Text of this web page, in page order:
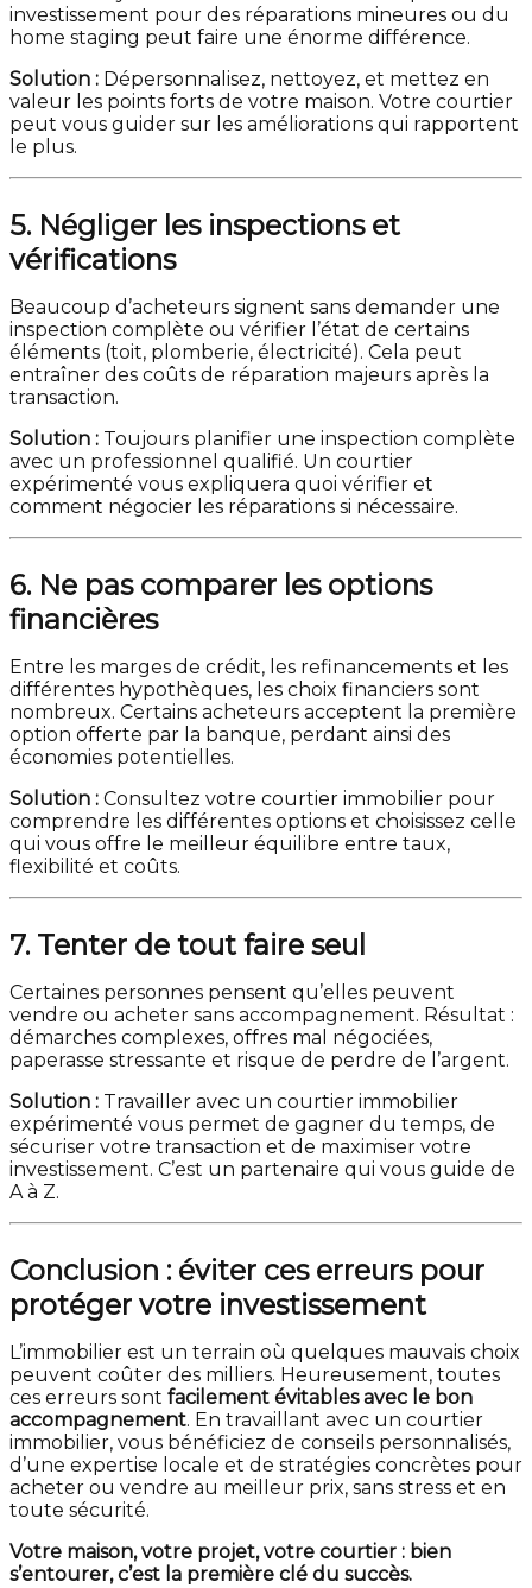
investissement pour des réparations mineures ou du
home staging peut faire une énorme différence.
Solution : Dépersonnalisez, nettoyez, et mettez en
valeur les points forts de votre maison. Votre courtier
peut vous guider sur les améliorations qui rapportent
le plus.
5. Négliger les inspections et
vérifications
Beaucoup d’acheteurs signent sans demander une
inspection complète ou vérifier l’état de certains
éléments (toit, plomberie, électricité). Cela peut
entraîner des coûts de réparation majeurs après la
transaction.
Solution : Toujours planifier une inspection complète
avec un professionnel qualifié. Un courtier
expérimenté vous expliquera quoi vérifier et
comment négocier les réparations si nécessaire.
6. Ne pas comparer les options
financières
Entre les marges de crédit, les refinancements et les
différentes hypothèques, les choix financiers sont
nombreux. Certains acheteurs acceptent la première
option offerte par la banque, perdant ainsi des
économies potentielles.
Solution : Consultez votre courtier immobilier pour
comprendre les différentes options et choisissez celle
qui vous offre le meilleur équilibre entre taux,
flexibilité et coûts.
7. Tenter de tout faire seul
Certaines personnes pensent qu’elles peuvent
vendre ou acheter sans accompagnement. Résultat :
démarches complexes, offres mal négociées,
paperasse stressante et risque de perdre de l’argent.
Solution : Travailler avec un courtier immobilier
expérimenté vous permet de gagner du temps, de
sécuriser votre transaction et de maximiser votre
investissement. C’est un partenaire qui vous guide de
A à Z.
Conclusion : éviter ces erreurs pour
protéger votre investissement
L’immobilier est un terrain où quelques mauvais choix
peuvent coûter des milliers. Heureusement, toutes
ces erreurs sont facilement évitables avec le bon
accompagnement. En travaillant avec un courtier
immobilier, vous bénéficiez de conseils personnalisés,
d’une expertise locale et de stratégies concrètes pour
acheter ou vendre au meilleur prix, sans stress et en
toute sécurité.
Votre maison, votre projet, votre courtier : bien
s’entourer, c’est la première clé du succès.